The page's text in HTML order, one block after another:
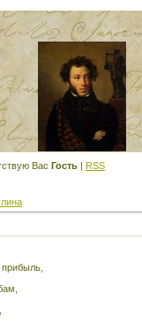
Вас Гость | RSS